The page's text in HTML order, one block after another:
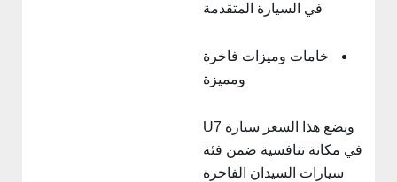
في السيارة المتقدمة
خامات وميزات فاخرة
ومميزة
ويضع هذا السعر سيارة U7
في مكانة تنافسية ضمن فئة
سيارات السيدان الفاخرة